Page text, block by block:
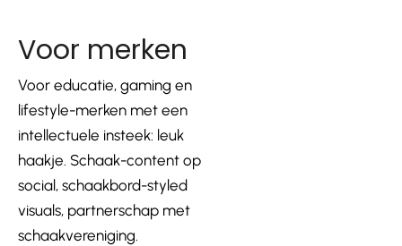
Voor merken
Voor educatie, gaming en
lifestyle-merken met een
intellectuele insteek: leuk
haakje. Schaak-content op
social, schaakbord-styled
visuals, partnerschap met
schaakvereniging.